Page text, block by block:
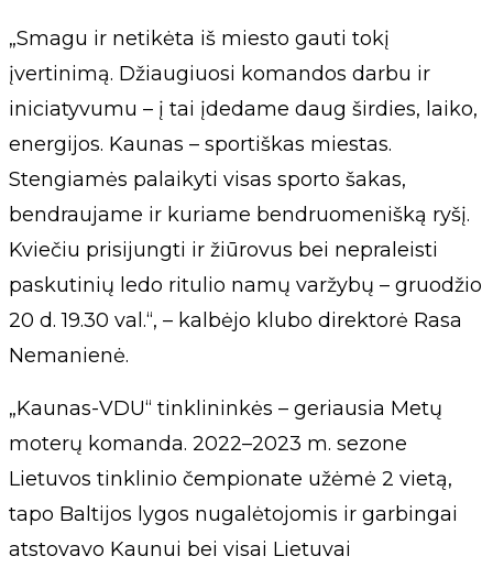
„Smagu ir netikėta iš miesto gauti tokį
įvertinimą. Džiaugiuosi komandos darbu ir
iniciatyvumu – į tai įdedame daug širdies, laiko,
energijos. Kaunas – sportiškas miestas.
Stengiamės palaikyti visas sporto šakas,
bendraujame ir kuriame bendruomenišką ryšį.
Kviečiu prisijungti ir žiūrovus bei nepraleisti
paskutinių ledo ritulio namų varžybų – gruodžio
20 d. 19.30 val.“, – kalbėjo klubo direktorė Rasa
Nemanienė.
„Kaunas-VDU“ tinklininkės – geriausia Metų
moterų komanda. 2022–2023 m. sezone
Lietuvos tinklinio čempionate užėmė 2 vietą,
tapo Baltijos lygos nugalėtojomis ir garbingai
atstovavo Kaunui bei visai Lietuvai